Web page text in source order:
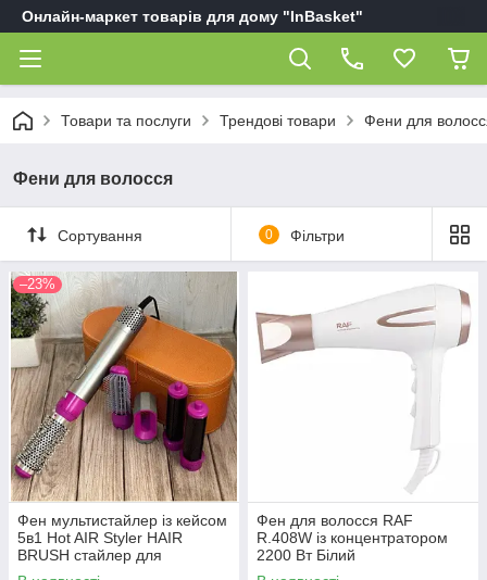
Онлайн-маркет товарів для дому "InBasket"
Товари та послуги Трендові товари Фени для
Фени для волосся
Сортування 0 Фільтри
–23%
Фен мультистайлер із кейсом
5в1 Hot AIR Styler HAIR
BRUSH стайлер для
укладання волосся
Фен для волосся RAF
R.408W із концентратором
2200 Вт Білий